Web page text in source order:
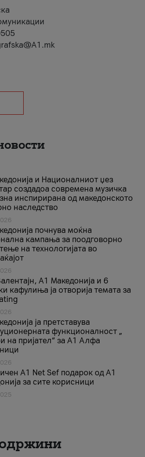
и Националниот џез
создадоа современа музичка
инспирирана од македонското
наследство
почнува моќна
кампања за поодговорно
на технологијата во
A1 Македонија и 6
кафулиња ја отворија темата за
ја претставува
функционалност „
на пријател“ за А1 Алфа
A1 Net Sеf подарок од А1
за сите корисници